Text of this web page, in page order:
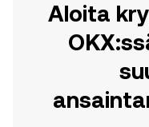
Aloita